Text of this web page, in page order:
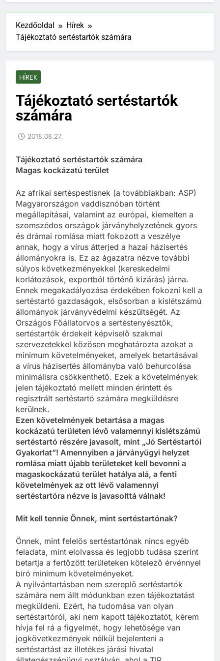
Kezdőoldal
Hírek
Tájékoztató sertéstartók számára
HÍREK
Tájékoztató sertéstartók
számára
2018.08.27.
Tájékoztató sertéstartók számára
Magas kockázatú terület
Az afrikai sertéspestisnek (a továbbiakban: ASP)
Magyarországon vaddisznóban történt
megállapításai, valamint az európai, kiemelten a
szomszédos országok járványhelyzetének gyors
és drámai romlása miatt fokozott a veszélye
annak, hogy a vírus átterjed a hazai házisertés
állományokra is. Ez az ágazatra nézve további
súlyos következményekkel (kereskedelmi
korlátozások, exportból történő kizárás) járna.
Ennek megakadályozása érdekében fokozni kell a
sertéstartó gazdaságok, elsősorban a kislétszámú
állományok járványvédelmi készültségét. Az
Országos Főállatorvos a sertéstenyésztők,
sertéstartók érdekeit képviselő szakmai
szervezetekkel közösen meghatározta azokat a
minimum követelményeket, amelyek betartásával
a vírus házisertés állományba való behurcolása
minimálisra csökkenthető. Ezek a követelmények
jelen tájékoztató mellett minden érintett és
regisztrált sertéstartó számára megküldésre
kerülnek.
Ezen követelmények betartása a magas
kockázatú területen lévő valamennyi kislétszámú
sertéstartó részére javasolt, mint „Jó Sertéstartói
Gyakorlat”! Amennyiben a járványügyi helyzet
romlása miatt újabb területeket kell bevonni a
magaskockázatú terület hatálya alá, a fenti
követelmények az ott lévő valamennyi
sertéstartóra nézve is javasolttá válnak!
Mit kell tennie Önnek, mint sertéstartónak?
Önnek, mint felelős sertéstartónak nincs egyéb
feladata, mint elolvassa és legjobb tudása szerint
betartja a fertőzött területeken kötelező érvénnyel
bíró minimum követelményeket.
A nyilvántartásban nem szereplő sertéstartók
számára nem állt módunkban ezen tájékoztatást
megküldeni. Ezért, ha tudomása van olyan
sertéstartóról, aki nem kapott tájékoztatót, kérem
hívja fel rá a figyelmét, hogy lehetősége van
jogkövetkezmények nélkül bejelenteni a
sertéstartást az illetékes járási hivatal